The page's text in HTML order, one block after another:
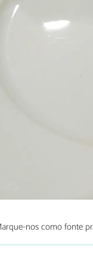
nos como fonte